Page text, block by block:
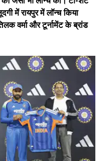
में रायपुर में लॉन्च किया
वर्मा और टूर्नामेंट के ब्रांड